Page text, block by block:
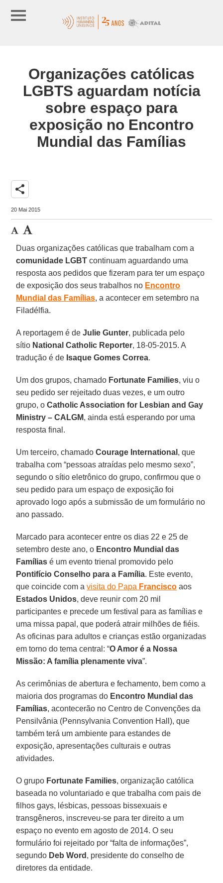
Organizações católicas
LGBTS aguardam notícia
sobre espaço para
exposição no Encontro
Mundial das Famílias
share
20 Mai 2015
Duas organizações católicas que trabalham com a
comunidade LGBT continuam aguardando uma
resposta aos pedidos que fizeram para ter um espaço
de exposição dos seus trabalhos no Encontro
Mundial das Famílias, a acontecer em setembro na
Filadélfia.
A reportagem é deJulie Gunter, publicada pelo
sítio National Catholic Reporter, 18-05-2015. A
tradução é de Isaque Gomes Correa.
Um dos grupos, chamado Fortunate Families, viu o
seu pedido ser rejeitado duas vezes, e um outro
grupo, oCatholic Association for Lesbian and Gay
Ministry – CALGM, ainda está esperando por uma
resposta final.
Um terceiro, chamadoCourage International , que
trabalha com “pessoas atraídas pelo mesmo sexo”,
segundo o sítio eletrônico do grupo, confirmou que o
seu pedido para um espaço de exposição foi
aprovado logo após a submissão de um formulário no
ano passado.
Marcado para acontecer entre os dias 22 e 25 de
setembro deste ano, o Encontro Mundial das
Famílias é um evento trienal promovido pelo
Pontifício Conselho para a Família. Este evento,
que coincide com avisita do Papa Francisco aos
Estados Unidos, deve reunir com 20 mil
participantes e precede um festival para as famílias e
uma missa papal, que poderá atrair milhões de fiéis.
As oficinas para adultos e crianças estão organizadas
em torno do tema central: “O Amor é a Nossa
Missão: A família plenamente viva”.
As cerimônias de abertura e fechamento, bem como a
maioria dos programas do Encontro Mundial das
Famílias, acontecerão no Centro de Convenções da
Pensilvânia (Pennsylvania Convention Hall), que
também terá um ambiente para estandes de
exposição, apresentações culturais e outras
atividades.
O grupo Fortunate Families, organização católica
baseada no voluntariado e que trabalha com pais de
filhos gays, lésbicas, pessoas bissexuais e
transgêneros, inscreveu-se para ter direito a um
espaço no evento em agosto de 2014. O seu
formulário foi rejeitado por “falta de informações”,
segundo Deb Word , presidente do conselho de
diretores da entidade.